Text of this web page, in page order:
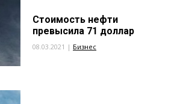
Стоимость нефти
превысила 71 доллар
08.03.2021 | Бизнес